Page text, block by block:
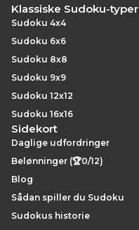
Klassiske Sudoku-typer
Sudoku 4x4
Sudoku 6x6
Sudoku 8x8
Sudoku 9x9
Sudoku 12x12
Sudoku 16x16
Sidekort
Daglige udfordringer
Belønninger (🏆0/12)
Blog
Sådan spiller du Sudoku
Sudokus historie